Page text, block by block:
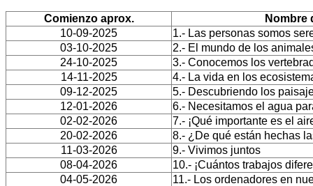
Comienzo aprox.
Nombre
10-09-2025
1.- Las personas somos
03-10-2025
2.- El mundo de los
24-10-2025
3.- Conocemos los
14-11-2025
4.- La vida en los
09-12-2025
5.- Descubriendo los
12-01-2026
6.- Necesitamos el agua
02-02-2026
7.- ¡Qué importante es el
20-02-2026
8.- ¿De qué están hechas
11-03-2026
9.- Vivimos juntos
08-04-2026
10.- ¡Cuántos trabajos
04-05-2026
11.- Los ordenadores en